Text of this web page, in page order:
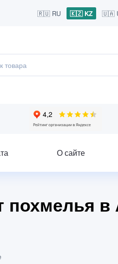
🇷🇺 RU 🇰🇿 KZ 🇺🇦
О сайте
похмелья в